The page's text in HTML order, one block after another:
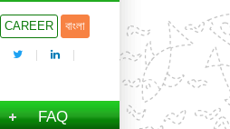
CAREER বাংলা
FAQ